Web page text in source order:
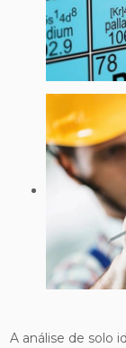
A análise de solo